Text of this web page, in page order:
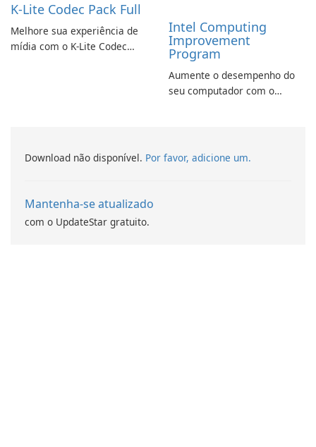
K-Lite Codec Pack Full
Melhore sua experiência de
mídia com o K-Lite Codec
Intel Computing
Improvement
Program
Aumente o desempenho do
seu computador com o
Download não disponível. Por favor, adicione um.
Mantenha-se atualizado
com o UpdateStar gratuito.